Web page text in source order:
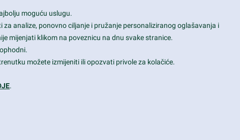
View, CA 94043
+1 650-253-0000
Daily: 9:00 am - 6:00 pm
moguću uslugu.
analize, ponovno ciljanje i pružanje personaliziranog oglašavanja i
mijenjati klikom na poveznicu na dnu svake stranice.
možete izmijeniti ili opozvati privole za kolačiće.
.